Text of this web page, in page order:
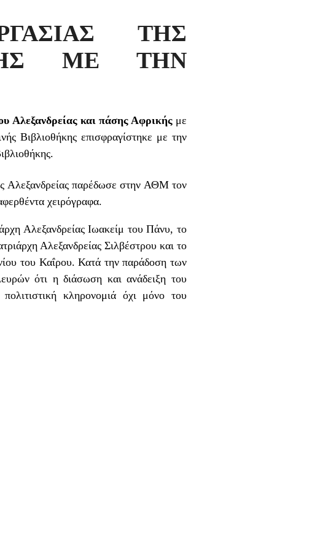
ΤΗΣ
ΜΕ ΤΗΝ
Αλεξανδρείας και πάσης Αφρικήςμε
Βιβλιοθήκης επισφραγίστηκε με την
Αλεξανδρείας παρέδωσε στην ΑΘΜ τον
χειρόγραφα.
Αλεξανδρείας Ιωακείμ του Πάνυ, το
Αλεξανδρείας Σιλβέστρου και το
του Καΐρου. Κατά την παράδοση των
ότι η διάσωση και ανάδειξη του
κληρονομιά όχι μόνο του